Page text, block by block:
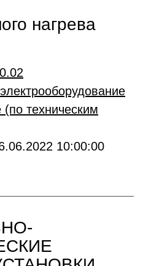
нагрева
(по техническим
10:00:00